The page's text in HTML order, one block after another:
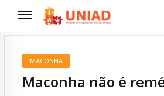
MACONHA
Maconha não é